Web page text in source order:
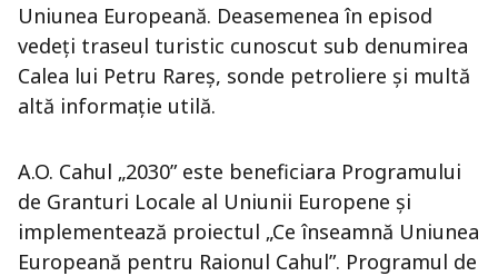
Uniunea Europeană. Deasemenea în episod
vedeți traseul turistic cunoscut sub denumirea
Calea lui Petru Rareș, sonde petroliere și multă
altă informație utilă.
A.O. Cahul „2030” este beneficiara Programului
de Granturi Locale al Uniunii Europene și
implementează proiectul „Ce înseamnă Uniunea
Europeană pentru Raionul Cahul”. Programul de